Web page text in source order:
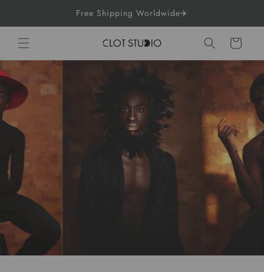
Free Shipping Worldwide✈️
Warenkorb